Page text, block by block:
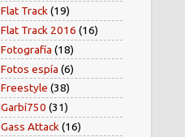
Flat Track(19)
Flat Track 2016 (16)
Fotografía (18)
Fotos espía (6)
Freestyle (38)
Garbí750 (31)
Gass Attack (16)